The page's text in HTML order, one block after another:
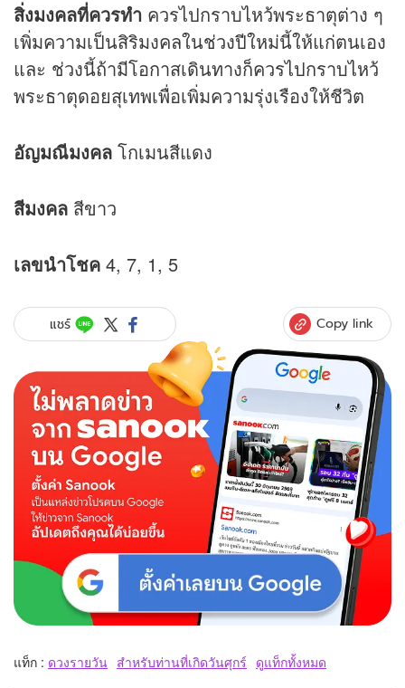
สิ่งมงคลที่ควรทำ ควรไปกราบไหว้พระธาตุต่าง ๆ
เพิ่มความเป็นสิริมงคลในช่วงปีใหม่นี้ให้แก่ตนเอง
และ ช่วงนี้ถ้ามีโอกาสเดินทางก็ควรไปกราบไหว้
พระธาตุดอยสุเทพเพื่อเพิ่มความรุ่งเรืองให้ชีวิต
อัญมณีมงคล โกเมนสีแดง
สีมงคล สีขาว
เลขนำโชค 4, 7, 1, 5
แชร์ Copy link
แท็ก : ดวงรายวัน สำหรับท่านที่เกิดวันศุกร์ ดูแท็กทั้งหมด